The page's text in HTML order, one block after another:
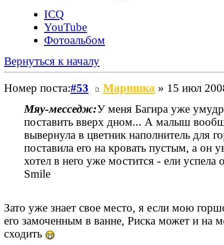
ICQ
YouTube
Фотоальбом
Вернуться к началу
Номер поста:#53 Маришка » 15 июл
Мяу‑месседж:У меня Багира уже
поставить вверх дном... А малыш
вывернула в цветник наполнитель для
поставила его на кровать пустым, а он
хотел в него уже мостится - ели успела
Smile
Зато уже знает свое место, я если мою
его замоченным в ванне, Риска может и на
сходить